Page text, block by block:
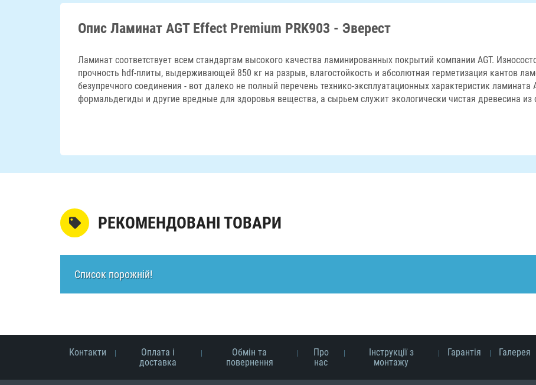
Опис Ламинат AGT Effect Premium PRK903 - Эверест
Ламинат соответствует всем стандартам высокого качества ламинированных покрытий компании AGT.
прочность hdf-плиты, выдерживающей 850 кг на разрыв, влагостойкость и абсолютная герметизация кантов
безупречного соединения - вот далеко не полный перечень технико-эксплуатационных характеристик ламината
формальдегиды и другие вредные для здоровья вещества, а сырьем служит экологически чистая древесина из
РЕКОМЕНДОВАНІ ТОВАРИ
Список порожній!
Контакти
Оплата і
доставка
Обмін та
повернення
Про
нас
Інструкції з
монтажу
Гарантія Галерея